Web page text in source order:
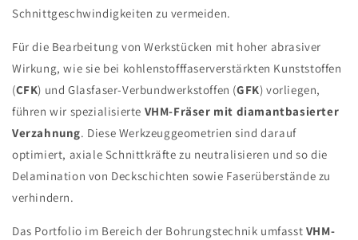
Schnittgeschwindigkeiten zu vermeiden.
Für die Bearbeitung von Werkstücken mit hoher abrasiver
Wirkung, wie sie bei kohlenstofffaserverstärkten Kunststoffen
(CFK) und Glasfaser-Verbundwerkstoffen (GFK) vorliegen,
führen wir spezialisierte VHM-Fräser mit diamantbasierter
Verzahnung. Diese Werkzeuggeometrien sind darauf
optimiert, axiale Schnittkräfte zu neutralisieren und so die
Delamination von Deckschichten sowie Faserüberstände zu
verhindern.
Das Portfolio im Bereich der Bohrungstechnik umfasst VHM-